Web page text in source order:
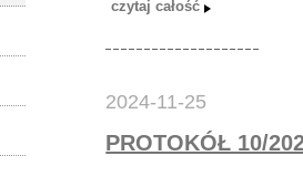
2024-11-25
PROTOKÓŁ 10/